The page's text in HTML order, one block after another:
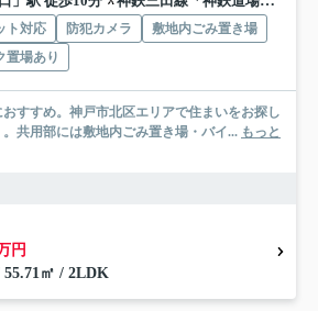
ト対応 防犯カメラ
敷地内ごみ置き場
置場あり
すすめ。神戸市北区エリアで住まいをお探し
共用部には敷地内ごみ置き場・バイ... もっと
円
55.71㎡ / 2LDK